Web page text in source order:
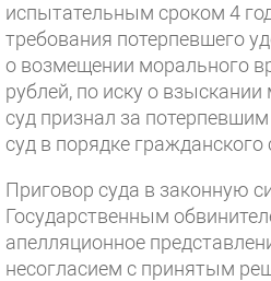
испытательным сроком 4
требования потерпевшего
о возмещении морального
рублей, по иску о
суд признал за
суд в порядке гражданского
Приговор суда в законную
Государственным
апелляционное
несогласием с принятым